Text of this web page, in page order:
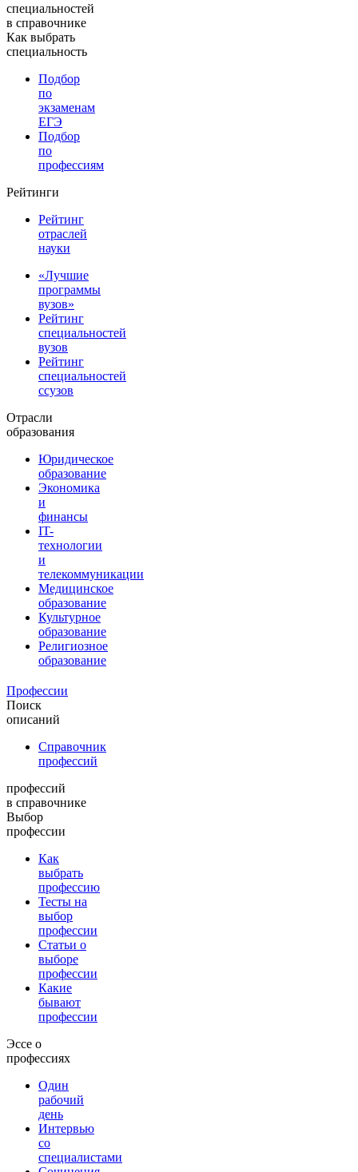
специальностей
в справочнике
Как выбрать
специальность
Подбор
по
экзаменам
ЕГЭ
Подбор
по
профессиям
Рейтинги
Рейтинг
отраслей
науки
«Лучшие
программы
вузов»
Рейтинг
специальностей
вузов
Рейтинг
специальностей
ссузов
Отрасли
образования
Юридическое
образование
Экономика
и
финансы
IT-
технологии
и
телекоммуникации
Медицинское
образование
Культурное
образование
Религиозное
образование
Профессии
Поиск
описаний
Справочник
профессий
профессий
в справочнике
Выбор
профессии
Как
выбрать
профессию
Тесты на
выбор
профессии
Статьи о
выборе
профессии
Какие
бывают
профессии
Эссе о
профессиях
Один
рабочий
день
Интервью
со
специалистами